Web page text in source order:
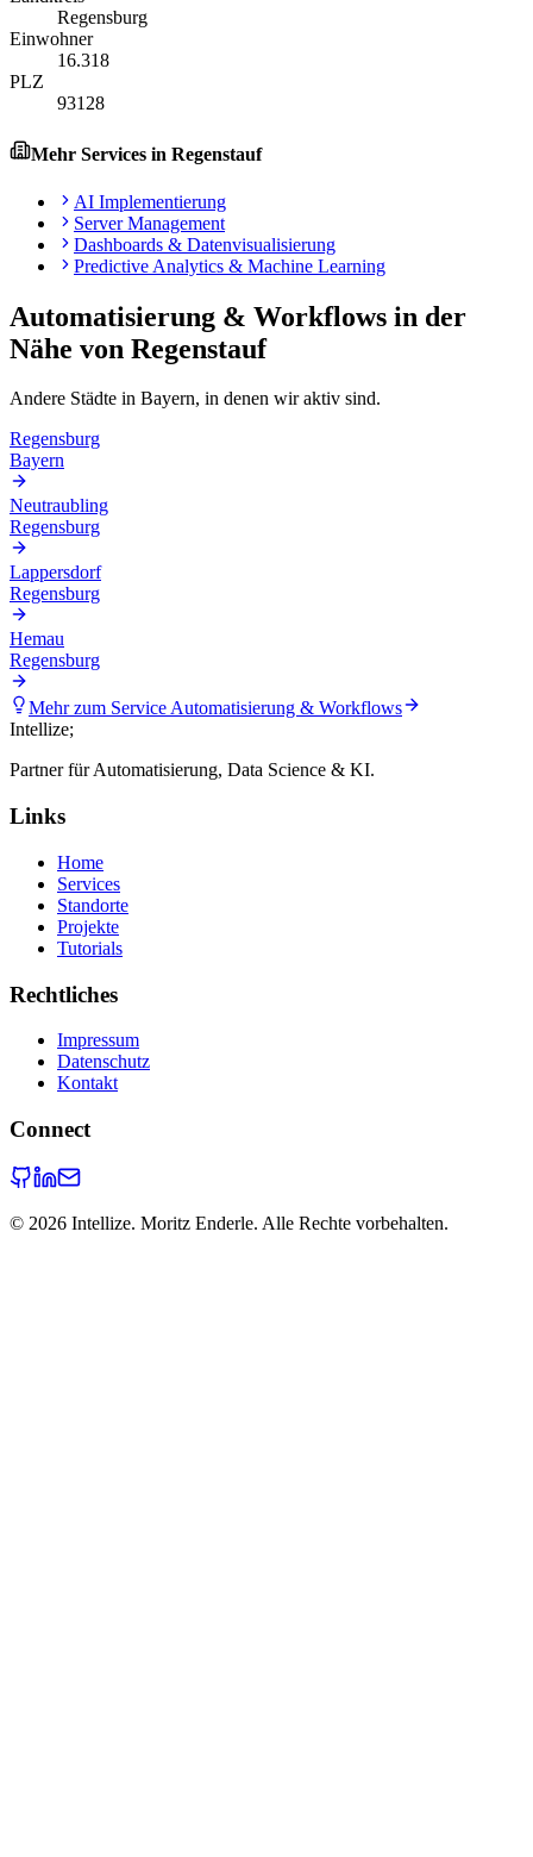
Regensburg
Einwohner
16.318
PLZ
93128
Mehr Services in Regenstauf
AI Implementierung
Server Management
Dashboards & Datenvisualisierung
Predictive Analytics & Machine Learning
Automatisierung & Workflows in der
Nähe von Regenstauf
Andere Städte in Bayern, in denen wir aktiv sind.
Regensburg
Bayern
Neutraubling
Regensburg
Lappersdorf
Regensburg
Hemau
Regensburg
Mehr zum ServiceAutomatisierung & Workflows
Intellize;
Partner für Automatisierung, Data Science & KI.
Links
Home
Services
Standorte
Projekte
Tutorials
Rechtliches
Impressum
Datenschutz
Kontakt
Connect
© 2026 Intellize. Moritz Enderle. Alle Rechte vorbehalten.